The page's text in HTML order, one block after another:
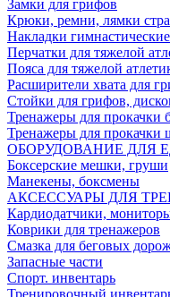
Замки для грифов
Крюки, ремни, лямки
Накладки гимнастические
Перчатки для тяжелой
Пояса для тяжелой
Расширители хвата для
Стойки для грифов,
Тренажеры для прокачки
Тренажеры для прокачки
ОБОРУДОВАНИЕ ДЛЯ
Боксерские мешки, груши
Манекены, боксмены
АКСЕССУАРЫ ДЛЯ
Кардиодатчики,
Коврики для тренажеров
Смазка для беговых
Запасные части
Спорт. инвентарь
Тренировочный